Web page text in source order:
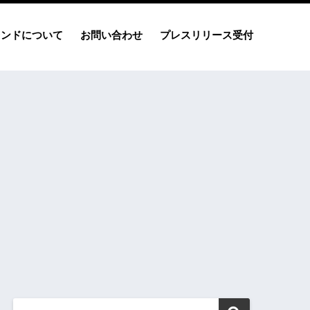
ドについて お問い合わせ プレスリリース受付